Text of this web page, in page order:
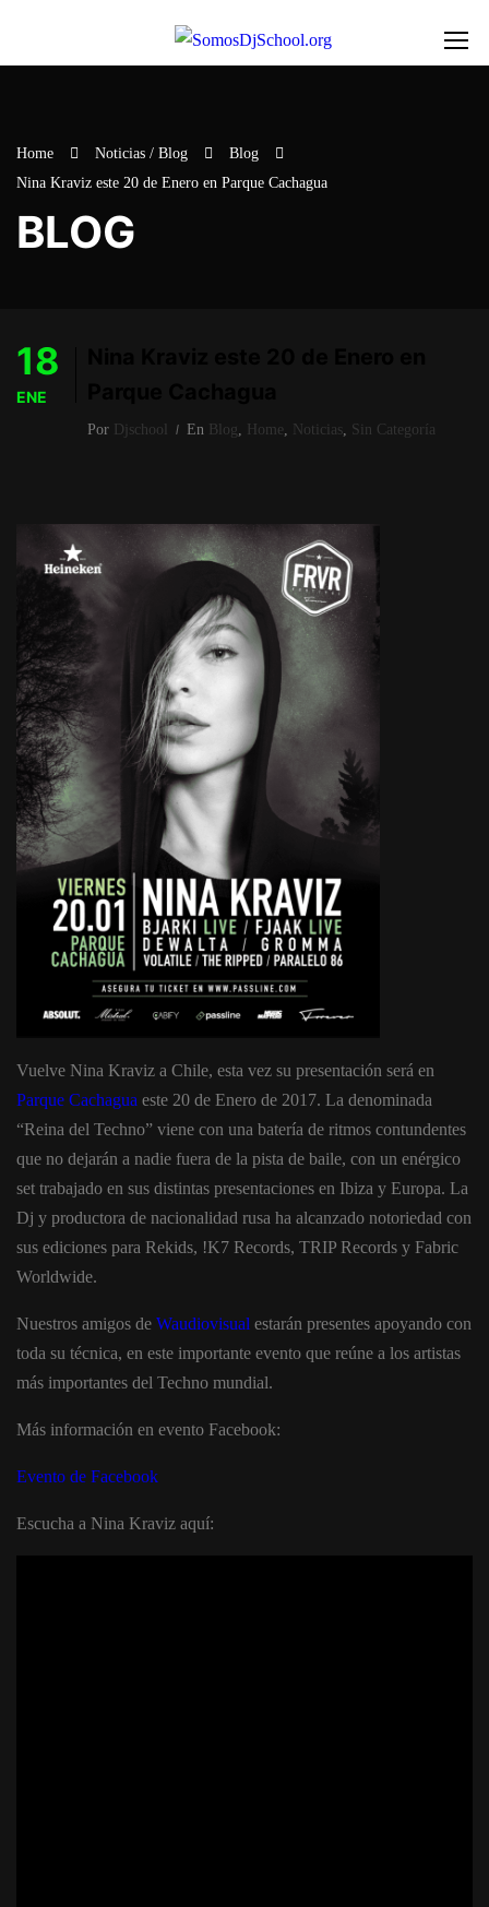
Home Noticias / Blog
Blog
Nina Kraviz este 20 de Enero en Parque Cachagua
BLOG
18
ENE
Por Djschool En Blog, Home , Noticias, Sin Categoría
Vuelve Nina Kraviz a Chile, esta vez su presentación será en
Parque Cachagua este 20 de Enero de 2017. La denominada
“Reina del Techno” viene con una batería de ritmos contundentes
que no dejarán a nadie fuera de la pista de baile, con un enérgico
set trabajado en sus distintas presentaciones en Ibiza y Europa. La
Dj y productora de nacionalidad rusa ha alcanzado notoriedad con
sus ediciones para Rekids, !K7 Records, TRIP Records y Fabric
Worldwide.
Nuestros amigos de Waudiovisual estarán presentes apoyando con
toda su técnica, en este importante evento que reúne a los artistas
más importantes del Techno mundial.
Más información en evento Facebook:
Evento de Facebook
Escucha a Nina Kraviz aquí: